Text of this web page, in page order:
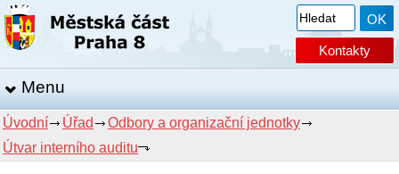
Kontakty
Menu
Úvodní Úřad
Odbory a organizační jednotky
Útvar interního auditu